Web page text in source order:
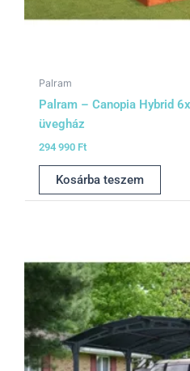
Palram
Palram – Canopia Hybrid
üvegház
294 990 Ft
Kosárba teszem